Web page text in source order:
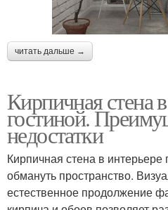
читать дальше →
Кирпичная стена
гостиной.
недостатки
Кирпичная стена в интерьере
обмануть пространство.
естественное продолжение